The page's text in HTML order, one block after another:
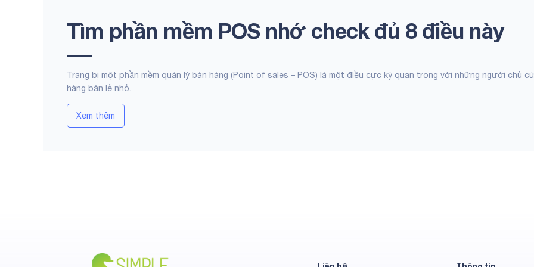
Tìm phần mềm POS nhớ check đủ 8 điều này
Trang bị một phần mềm quản lý bán hàng (Point of sales – POS) là một điều cực kỳ quan trọng với những người chủ
hàng bán lẻ nhỏ.
Xem thêm